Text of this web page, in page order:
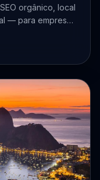
orgânico, local
— para empresas